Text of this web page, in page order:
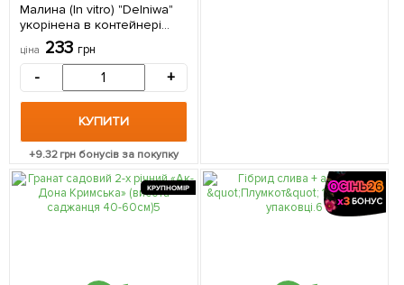
Малина (In vitro) "Delniwa"
укорінена в контейнері
(ремонтантна, рання,
високоврожайна) 1
саджанець в упаковці
ціна 233 грн
- +
КУПИТИ
+9.32грн бонусів за покупку
КРУПНОМІР